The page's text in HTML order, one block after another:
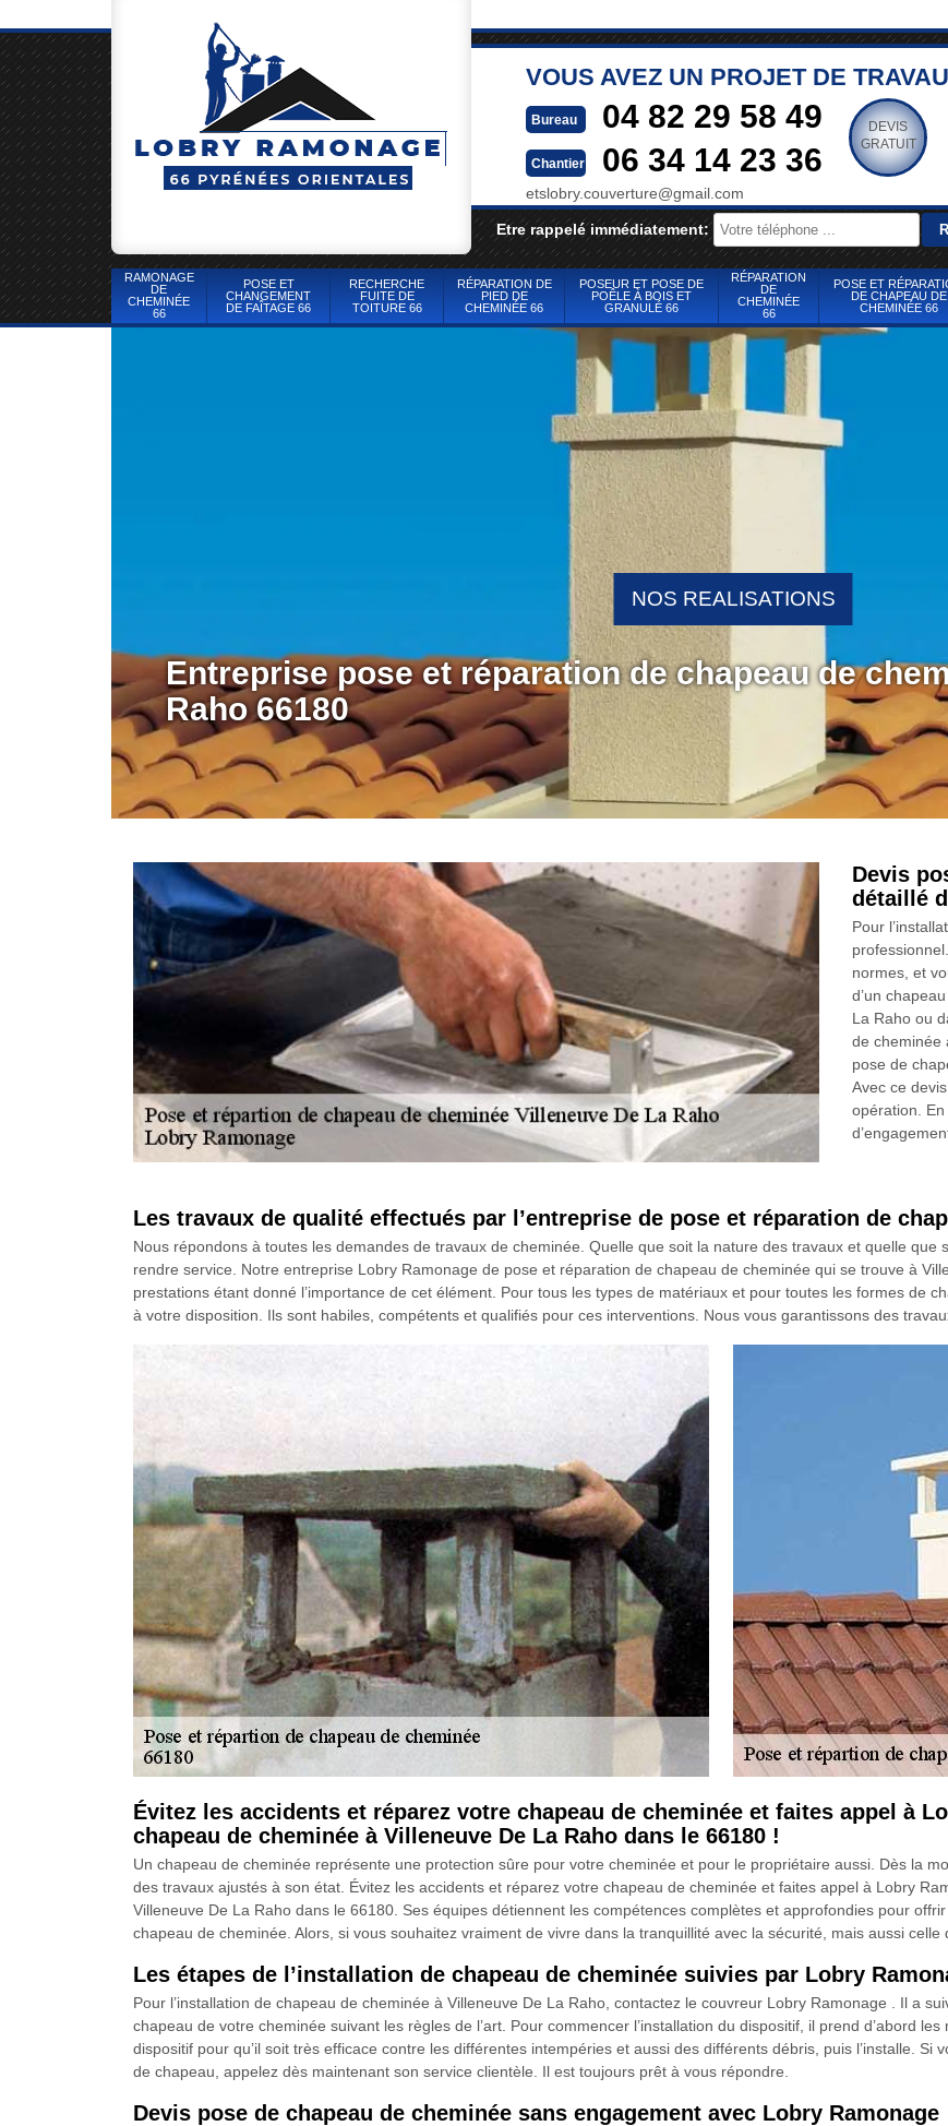
VOUS AVEZ UN PROJET DE
Bureau 04 82 29 58 49
Chantier 06 34 14 23 36
etslobry.couverture@gmail.com
DEVIS
GRATUIT
Etre rappelé immédiatement:
RAMONAGE
DE
CHEMINÉE
66
POSE ET
CHANGEMENT
DE FAÎTAGE 66
RECHERCHE
FUITE DE
TOITURE 66
RÉPARATION DE
PIED DE
CHEMINÉE 66
POSEUR ET POSE DE
POÊLE À BOIS ET
GRANULÉ 66
RÉPARATION
DE
CHEMINÉE
66
POSE ET
DE CHAPEAU DE
CHEMINÉE 66
Entreprise pose et réparation de chapeau de
Raho 66180
NOS REALISATIONS
Devis
détaillé
Pour
normes, et
d’un
La Raho ou
de cheminée
pose de
Avec ce
opération.
Les travaux de qualité effectués par l’entreprise de pose et réparation de
Nous répondons à toutes les demandes de travaux de cheminée. Quelle que soit la nature des travaux et quelle que
rendre service. Notre entreprise Lobry Ramonage de pose et réparation de chapeau de cheminée qui se trouve à
prestations étant donné l’importance de cet élément. Pour tous les types de matériaux et pour toutes les formes de
à votre disposition. Ils sont habiles, compétents et qualifiés pour ces interventions. Nous vous garantissons des
Évitez les accidents et réparez votre chapeau de cheminée et faites appel à
chapeau de cheminée à Villeneuve De La Raho dans le 66180 !
Un chapeau de cheminée représente une protection sûre pour votre cheminée et pour le propriétaire aussi. Dès la
des travaux ajustés à son état. Évitez les accidents et réparez votre chapeau de cheminée et faites appel à Lobry
Villeneuve De La Raho dans le 66180. Ses équipes détiennent les compétences complètes et approfondies pour
chapeau de cheminée. Alors, si vous souhaitez vraiment de vivre dans la tranquillité avec la sécurité, mais aussi
Les étapes de l’installation de chapeau de cheminée suivies par Lobry
Pour l’installation de chapeau de cheminée à Villeneuve De La Raho, contactez le couvreur Lobry Ramonage . Il a
chapeau de votre cheminée suivant les règles de l’art. Pour commencer l’installation du dispositif, il prend d’abord
dispositif pour qu’il soit très efficace contre les différentes intempéries et aussi des différents débris, puis l’installe. Si
de chapeau, appelez dès maintenant son service clientèle. Il est toujours prêt à vous répondre.
Devis pose de chapeau de cheminée sans engagement avec Lobry Ramonage